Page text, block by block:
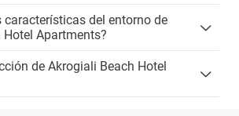
características del entorno de
Apartments?
de Akrogiali Beach Hotel